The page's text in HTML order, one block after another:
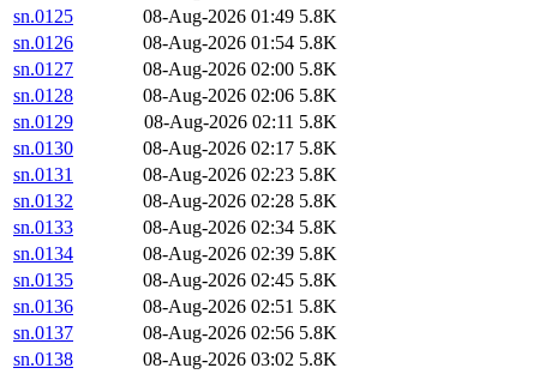
sn.0125
08-Aug-2026 01:49 5.8K
sn.0126
08-Aug-2026 01:54 5.8K
sn.0127
08-Aug-2026 02:00 5.8K
sn.0128
08-Aug-2026 02:06 5.8K
sn.0129
08-Aug-2026 02:11 5.8K
sn.0130
08-Aug-2026 02:17 5.8K
sn.0131
08-Aug-2026 02:23 5.8K
sn.0132
08-Aug-2026 02:28 5.8K
sn.0133
08-Aug-2026 02:34 5.8K
sn.0134
08-Aug-2026 02:39 5.8K
sn.0135
08-Aug-2026 02:45 5.8K
sn.0136
08-Aug-2026 02:51 5.8K
sn.0137
08-Aug-2026 02:56 5.8K
sn.0138
08-Aug-2026 03:02 5.8K